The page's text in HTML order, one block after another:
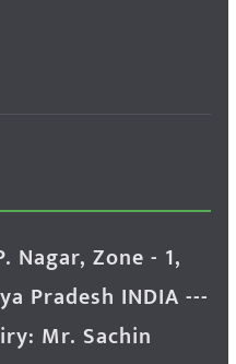
Nagar, Zone - 1,
Pradesh INDIA ---
Mr. Sachin